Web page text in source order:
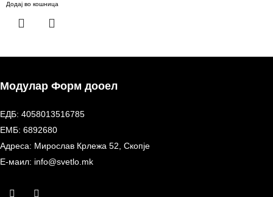
Додај во кошница
Модулар Форм дооел
ЕДБ: 4058013516785
ЕМБ: 6892680
Адреса: Мирослав Крлежа 52, Скопје
Е-маил: info@svetlo.mk